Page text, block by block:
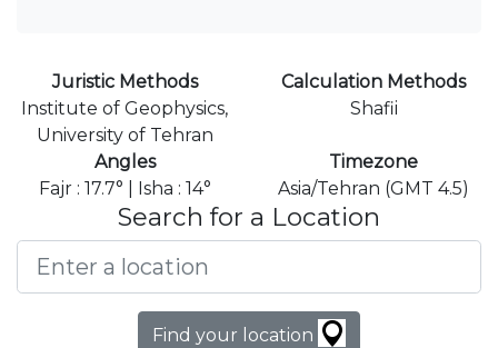
Juristic Methods
Institute of Geophysics,
University of Tehran
Calculation Methods
Shafii
Angles
Fajr : 17.7° | Isha : 14°
Timezone
Asia/Tehran (GMT 4.5)
Search for a Location
Find your location